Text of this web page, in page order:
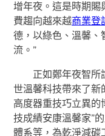
增年夜。這是時期賜
費趨向越來越商業登
德，以綠色、溫馨、
流。”
正如鄭年夜智所
世溫馨科技帶來了新
高度器重技巧立異的
技成績安康溫馨家”
體系等，為乾淨減碳